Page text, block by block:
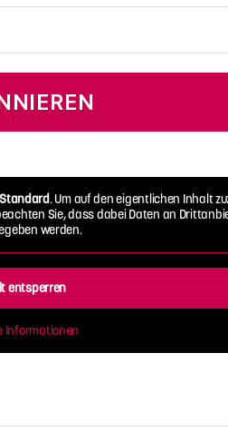
Standard. Um auf den eigentlichen Inhalt
Sie, dass dabei Daten an
werden.
entsperren
Informationen